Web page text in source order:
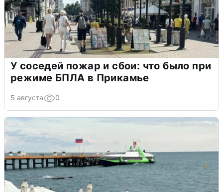
У соседей пожар и сбои: что было при
режиме БПЛА в Прикамье
5 августа 0